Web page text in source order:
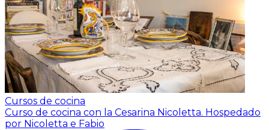
Cursos de cocina
Curso de cocina con la Cesarina Nicoletta. Hospedado
por Nicoletta e Fabio